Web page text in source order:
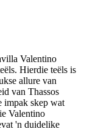
Valentino
Hierdie teëls is
allure van
van Thassos
impak skep wat
Valentino
'n duidelike